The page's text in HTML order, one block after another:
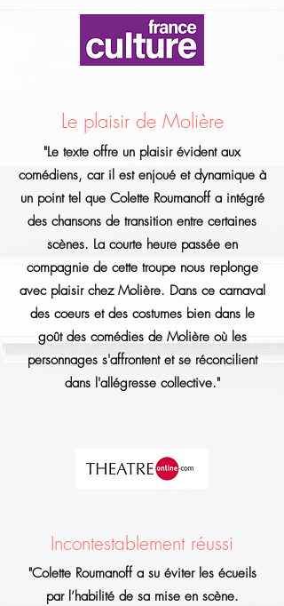
Le plaisir de Molière
"Le texte offre un plaisir évident aux
comédiens, car il est enjoué et dynamique à
un point tel que Colette Roumanoff a intégré
des chansons de transition entre certaines
scènes. La courte heure passée en
compagnie de cette troupe nous replonge
avec plaisir chez Molière. Dans ce carnaval
des coeurs et des costumes bien dans le
goût des comédies de Molière où les
personnages s'affrontent et se réconcilient
dans l'allégresse collective."
Incontestablement réussi
"Colette Roumanoff a su éviter les écueils
par l’habilité de sa mise en scène.